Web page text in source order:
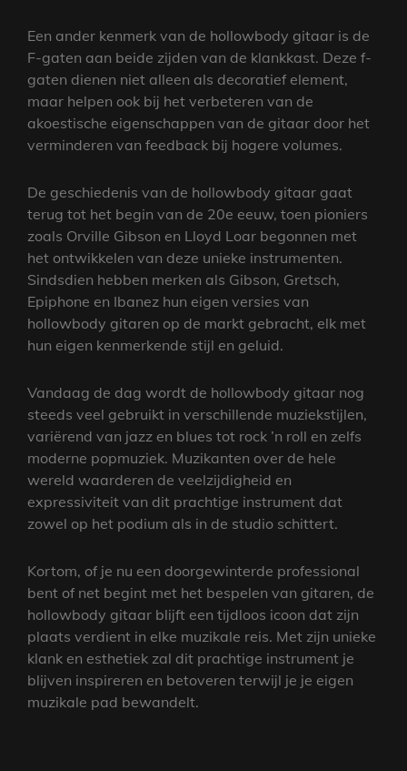
Een ander kenmerk van de hollowbody gitaar is de
F-gaten aan beide zijden van de klankkast. Deze f-
gaten dienen niet alleen als decoratief element,
maar helpen ook bij het verbeteren van de
akoestische eigenschappen van de gitaar door het
verminderen van feedback bij hogere volumes.
De geschiedenis van de hollowbody gitaar gaat
terug tot het begin van de 20e eeuw, toen pioniers
zoals Orville Gibson en Lloyd Loar begonnen met
het ontwikkelen van deze unieke instrumenten.
Sindsdien hebben merken als Gibson, Gretsch,
Epiphone en Ibanez hun eigen versies van
hollowbody gitaren op de markt gebracht, elk met
hun eigen kenmerkende stijl en geluid.
Vandaag de dag wordt de hollowbody gitaar nog
steeds veel gebruikt in verschillende muziekstijlen,
variërend van jazz en blues tot rock ’n roll en zelfs
moderne popmuziek. Muzikanten over de hele
wereld waarderen de veelzijdigheid en
expressiviteit van dit prachtige instrument dat
zowel op het podium als in de studio schittert.
Kortom, of je nu een doorgewinterde professional
bent of net begint met het bespelen van gitaren, de
hollowbody gitaar blijft een tijdloos icoon dat zijn
plaats verdient in elke muzikale reis. Met zijn unieke
klank en esthetiek zal dit prachtige instrument je
blijven inspireren en betoveren terwijl je je eigen
muzikale pad bewandelt.